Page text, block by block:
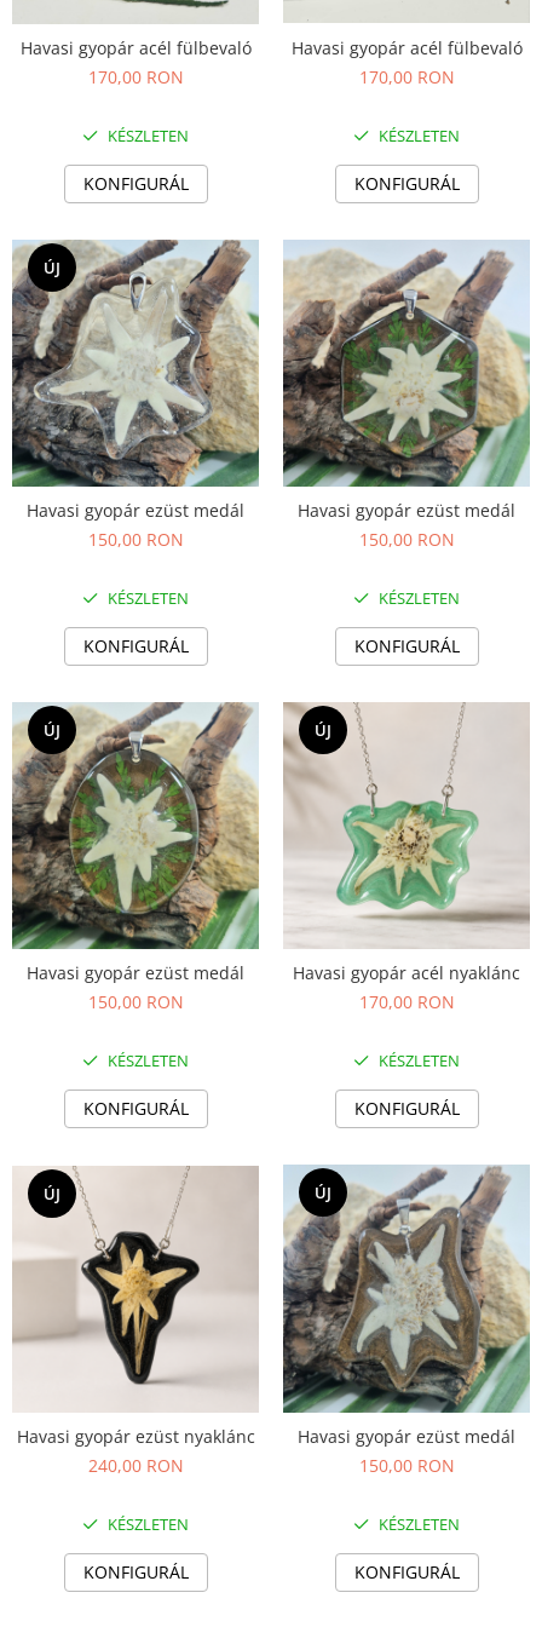
Nyaklánc / Medál
Karperec
Gyerek ékszerek
Nyaklánc / Medál
Karperec
Kitűző
Ezüst ékszerek
Nyaklánc / Medál
Fülbevaló
Ékszer szett
Kitűző
Acél ékszerek
Nyaklánc / Medál
Fülbevaló
Ékszer szett
Bokalánc
Karperec
Fém ötvözet ékszerek
Nyaklánc / Medál
Fülbevaló
Karperec
Kitűző
Gyöngy / Talizmán
Haj kiegészítők
Havasi gyopár ékszerek
Nyaklánc / Medál
Fülbevaló
Ékszertartó
Nyaklánc / Medál
Fülbevaló
Karperec
Fa ékszerek
Nyaklánc / Medál
Fülbevaló
Ékszer szett
Karperec
Fémmentes ékszerek
Ékszertartó
Kiegészítők
Környezettudatos termékek
Kenyérzsák
Havasi gyopár acél fülbevaló
170,00 RON
KÉSZLETEN
KONFIGURÁL
Havasi gyopár acél fülbevaló
170,00 RON
KÉSZLETEN
KONFIGURÁL
ÚJ
Havasi gyopár ezüst medál
150,00 RON
KÉSZLETEN
KONFIGURÁL
Havasi gyopár ezüst medál
150,00 RON
KÉSZLETEN
KONFIGURÁL
ÚJ
Havasi gyopár ezüst medál
150,00 RON
KÉSZLETEN
KONFIGURÁL
ÚJ
Havasi gyopár acél nyaklánc
170,00 RON
KÉSZLETEN
KONFIGURÁL
ÚJ
Havasi gyopár ezüst nyaklánc
240,00 RON
KÉSZLETEN
KONFIGURÁL
ÚJ
Havasi gyopár ezüst medál
150,00 RON
KÉSZLETEN
KONFIGURÁL